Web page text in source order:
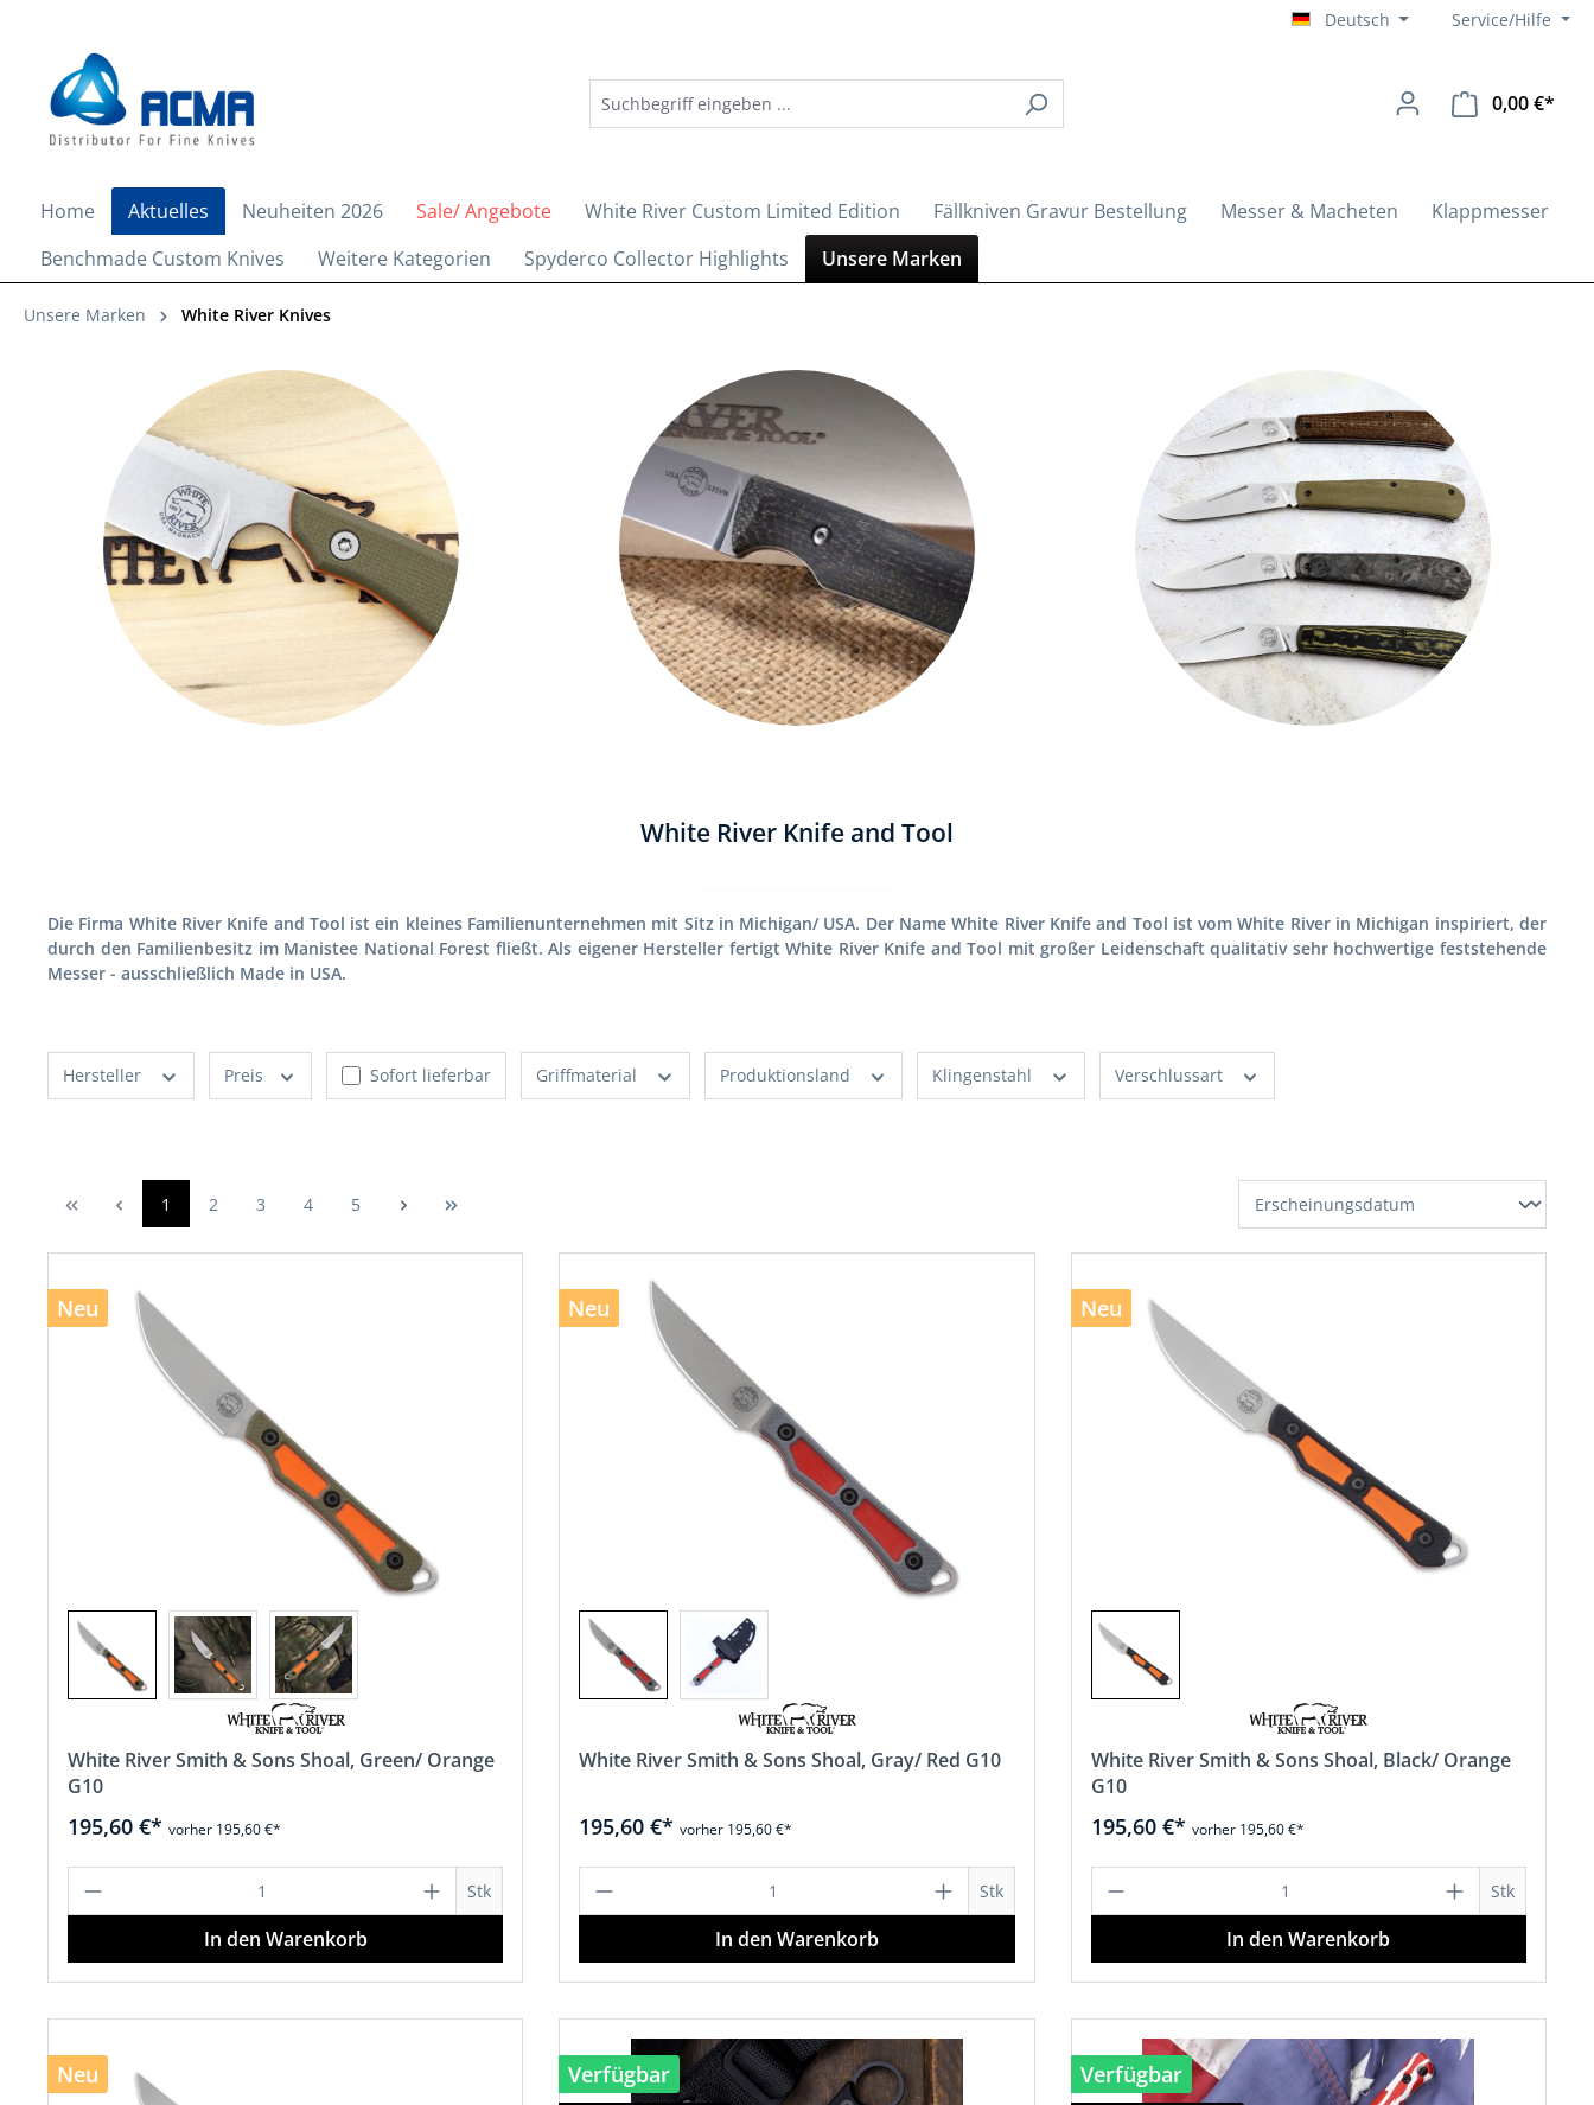
Deutsch Service/Hilfe
0,00 €*
Home Aktuelles Neuheiten 2026 Sale/ Angebote White River Custom Limited Edition Fällkniven Gravur Bestellung Messer & Macheten
Klappmesser
Benchmade Custom Knives
Weitere Kategorien Spyderco Collector Highlights Unsere Marken
Unsere Marken White River Knives
White River Knife and Tool
Die Firma White River Knife and Tool ist ein kleines Familienunternehmen mit Sitz in Michigan/ USA. Der Name White River Knife and Tool ist vom White River in Michigan inspiriert, der
durch den Familienbesitz im Manistee National Forest fließt. Als eigener Hersteller fertigt White River Knife and Tool mit großer Leidenschaft qualitativ sehr hochwertige feststehende
Messer - ausschließlich Made in USA.
Hersteller Preis Sofort lieferbar Griffmaterial Produktionsland Klingenstahl Verschlussart
1 2 3 4 5
Neu
White River Smith & Sons Shoal, Green/ Orange
G10
195,60 €* vorher 195,60 €*
Produkt Anzahl: Gib den gewünschten Wert ein oder benutze die Schaltflächen um die Anzahl zu erhöhen oder zu
Stk
In den Warenkorb
Neu
White River Smith & Sons Shoal, Gray/ Red G10
195,60 €*vorher 195,60 €*
Produkt Anzahl: Gib den gewünschten Wert ein oder benutze die
Stk
In den Warenkorb
Neu
White River Smith & Sons Shoal, Black/ Orange
G10
195,60 €* vorher 195,60 €*
Produkt Anzahl: Gib den Stk
In den Warenkorb
Neu
Verfügbar
Verfügbar